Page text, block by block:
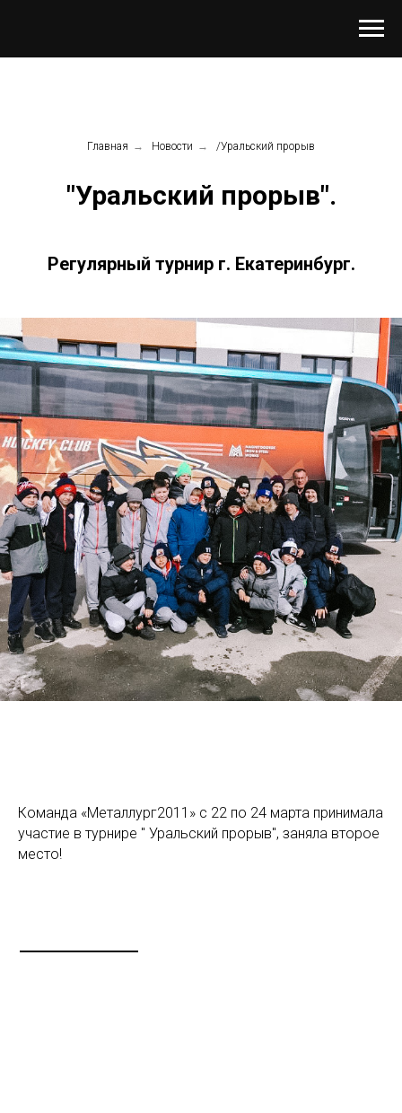
Главная → Новости → /Уральский прорыв
"Уральский прорыв".
Регулярный турнир г. Екатеринбург.
Команда «Металлург2011» с 22 по 24 марта принимала
участие в турнире " Уральский прорыв", заняла второе
место!